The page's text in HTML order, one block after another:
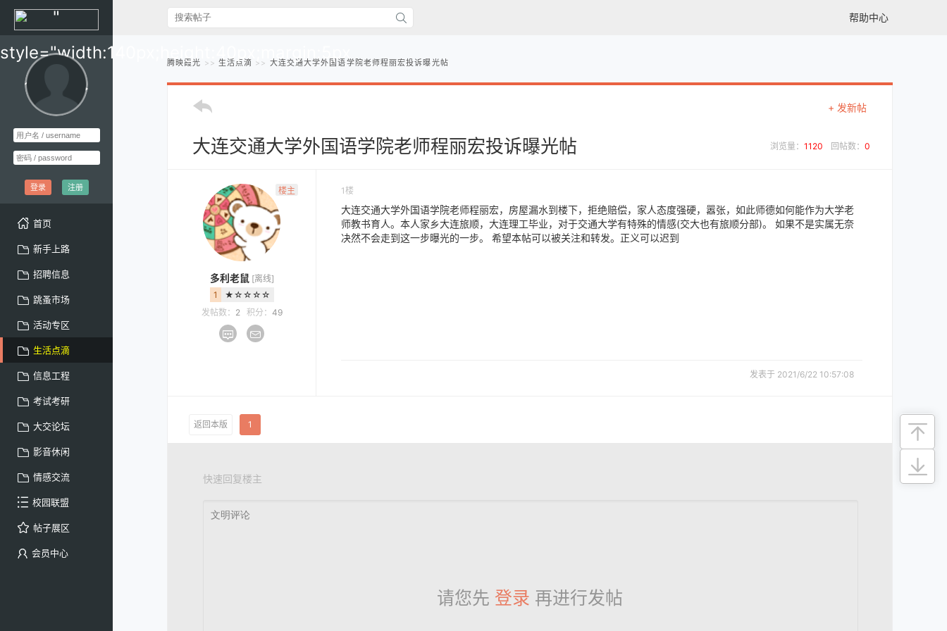
"
style="width:140px;height:40px;margin:5px
10px;" >
登录 注册
首页
新手上路
招聘信息
跳蚤市场
活动专区
生活点滴
信息工程
考试考研
大交论坛
影音休闲
情感交流
校园联盟
帖子展区
会员中心
帮助中心
腾映霞光 生活点滴 大连交通大学外国语学院老师程丽宏投诉曝光帖
+ 发新帖
大连交通大学外国语学院老师程丽宏投诉曝光帖 浏览量： 1120 回帖数： 0
楼主
多利老鼠 [离线]
1
★☆☆☆☆
发帖数： 2 积分： 49
1楼
大连交通大学外国语学院老师程丽宏，房屋漏水到楼下，拒绝赔偿，家人态度强硬，嚣张，如此师德如何能作为大学老
师教书育人。本人家乡大连旅顺，大连理工毕业，对于交通大学有特殊的情感(交大也有旅顺分部)。 如果不是实属无奈
决然不会走到这一步曝光的一步。 希望本帖可以被关注和转发。正义可以迟到
发表于 2021/6/22 10:57:08
返回本版 1
请您先 登录 再进行发帖
快速回复楼主